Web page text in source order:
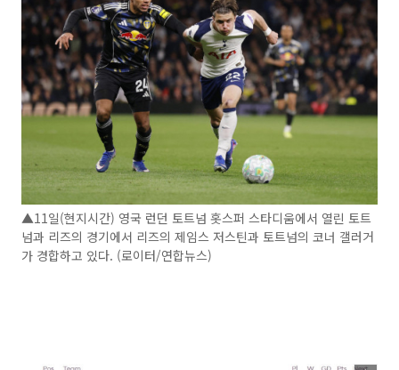
▲11일(현지시간) 영국 런던 토트넘 홋스퍼 스타디움에서 열린 토트
넘과 리즈의 경기에서 리즈의 제임스 저스틴과 토트넘의 코너 갤러거
가 경합하고 있다. (로이터/연합뉴스)